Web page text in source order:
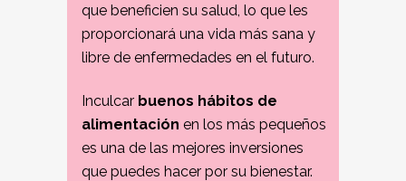
que beneficien su salud, lo que les
proporcionará una vida más sana y
libre de enfermedades en el futuro.
Inculcar buenos hábitos de
alimentación en los más pequeños
es una de las mejores inversiones
que puedes hacer por su bienestar.